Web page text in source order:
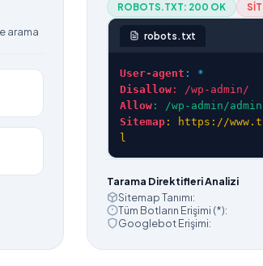
arama
ROBOTS.TXT: 200 OK
robots.txt
User-agent : *
Disallow: /wp-admin/
Allow: /wp-admin/
Sitemap: https://
l
Tarama Direktifleri Analizi
Sitemap Tanımı:
Tüm Botların Erişimi (*):
Googlebot Erişimi: